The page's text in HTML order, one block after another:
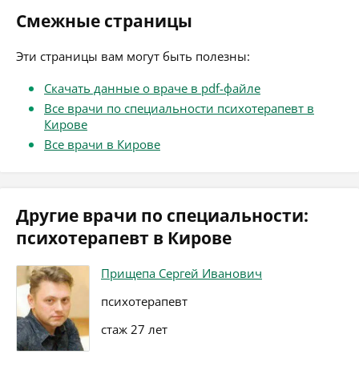
Смежные страницы
Эти страницы вам могут быть полезны:
Скачать данные о враче в pdf-файле
Все врачи по специальности психотерапевт в
Кирове
Все врачи в Кирове
Другие врачи по специальности:
психотерапевт в Кирове
Прищепа Сергей Иванович
психотерапевт
стаж 27 лет